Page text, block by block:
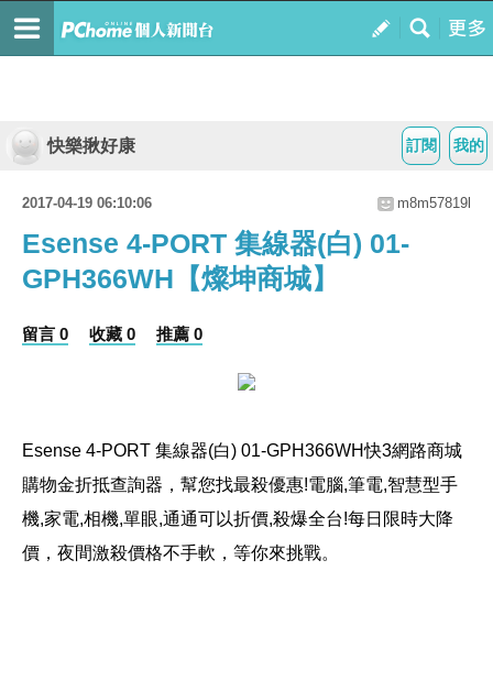
我的
訂閱
快樂揪好康
2017-04-19 06:10:06 m8m57819l
Esense 4-PORT 集線器(白) 01-
GPH366WH【燦坤商城】
留言 0 收藏 0 推薦 0
Esense 4-PORT 集線器(白) 01-GPH366WH快3網路商城
購物金折抵查詢器，幫您找最殺優惠!電腦,筆電,智慧型手
機,家電,相機,單眼,通通可以折價,殺爆全台!每日限時大降
價，夜間激殺價格不手軟，等你來挑戰。